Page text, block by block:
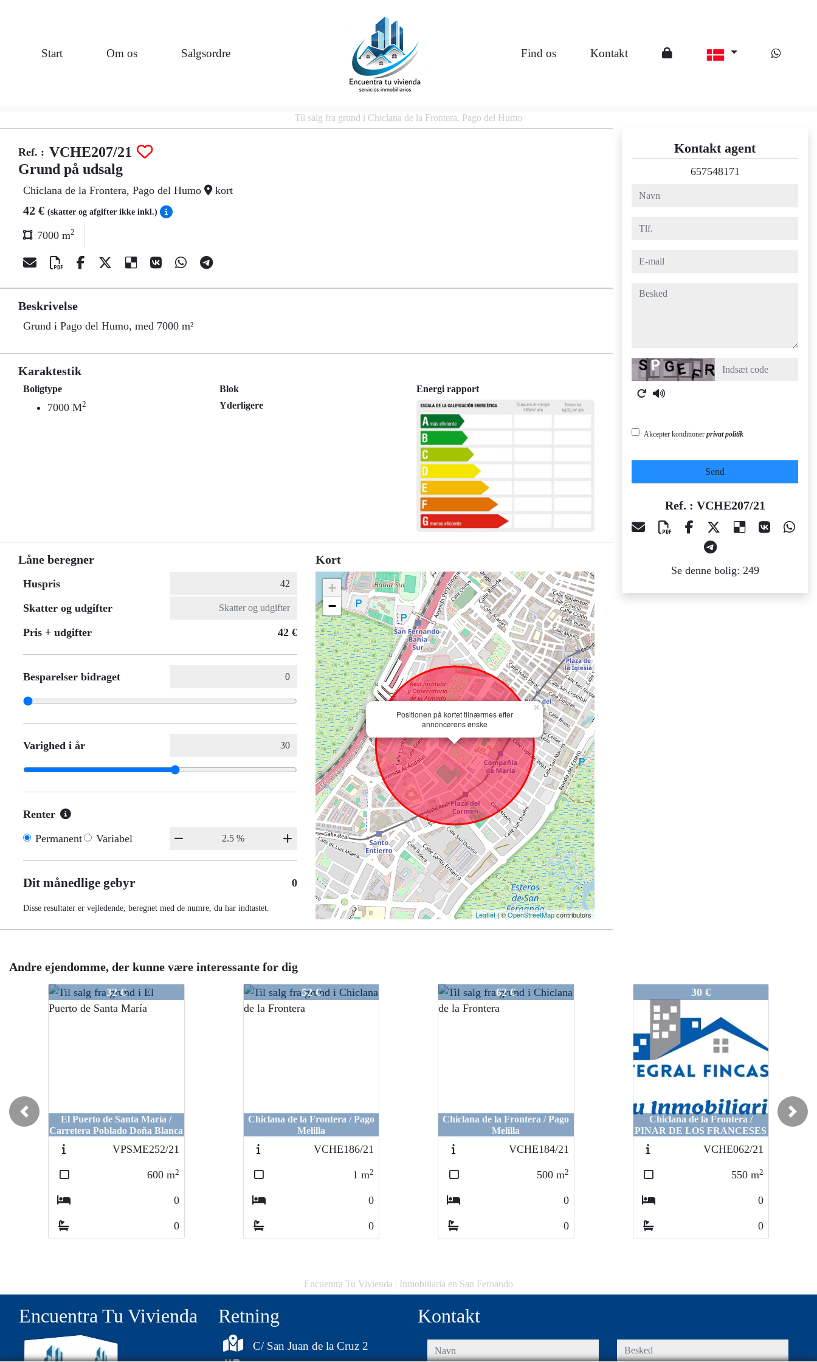
Start Om os Salgsordre Find os Kontakt
Til salg fra grund i Chiclana de la Frontera, Pago del Humo
Ref. : VCHE207/21
Grund på udsalg
Chiclana de la Frontera, Pago del Humo kort
42 € (skatter og afgifter ikke inkl.)
7000 m2
Beskrivelse
Grund i Pago del Humo, med 7000 m²
Karaktestik
Boligtype
7000 M2
Blok
Yderligere
Energi rapport
Låne beregner
Huspris
Skatter og udgifter
Pris + udgifter
42 €
Besparelser bidraget
Varighed i år
Renter
Permanent
Variabel
Dit månedlige gebyr 0
Disse resultater er vejledende, beregnet med de numre, du har indtastet.
Kort
Positionen på kortet tilnærmes efter
annoncørens ønske
×
+
−
Leaflet| ©OpenStreetMapcontributors
Kontakt agent
657548171
navn
tlf.
e-mail
besked
Captcha
Akcepter konditioner privat politik
Send
Ref. : VCHE207/21
Se denne bolig: 249
Andre ejendomme, der kunne være interessante for dig
VCHE207/2132 €
El Puerto de Santa María /
Carretera Poblado Doña Blanca
VPSME252/21
600 m2
0
0
VCHE207/2152 €
Chiclana de la Frontera / Pago
Melilla
VCHE186/21
1 m2
0
0
VCHE207/2162 €
Chiclana de la Frontera / Pago
Melilla
VCHE184/21
500 m2
0
0
VCHE207/2130 €
Chiclana de la Frontera /
PINAR DE LOS FRANCESES
VCHE062/21
550 m2
0
0
Previous Next
Encuentra Tu Vivienda | Inmobiliaria en San Fernando
Encuentra Tu Vivienda Retning
C/ San Juan de la Cruz 2
Kontakt
navn besked